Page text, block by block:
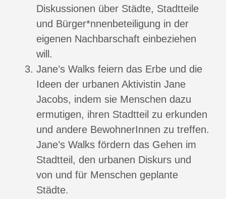
Diskussionen über Städte, Stadtteile
und Bürger*nnenbeteiligung in der
eigenen Nachbarschaft einbeziehen
will.
Jane’s Walks feiern das Erbe und die
Ideen der urbanen Aktivistin Jane
Jacobs, indem sie Menschen dazu
ermutigen, ihren Stadtteil zu erkunden
und andere BewohnerInnen zu treffen.
Jane’s Walks fördern das Gehen im
Stadtteil, den urbanen Diskurs und
von und für Menschen geplante
Städte.